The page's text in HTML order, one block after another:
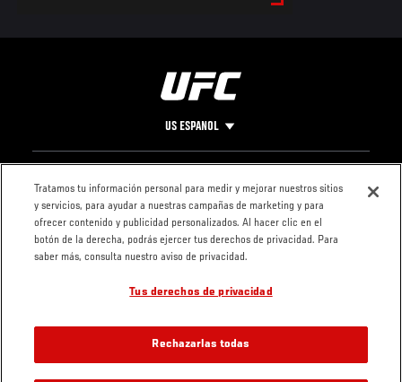
US ESPANOL
Pie
de
Página
CONTACTO
LEGAL
Condiciones
Política de
privacidad
Tratamos tu información personal para medir y mejorar nuestros sitios
y servicios, para ayudar a nuestras campañas de marketing y para
ofrecer contenido y publicidad personalizados. Al hacer clic en el
botón de la derecha, podrás ejercer tus derechos de privacidad. Para
saber más, consulta nuestro aviso de privacidad.
Tus derechos de privacidad
Rechazarlas todas